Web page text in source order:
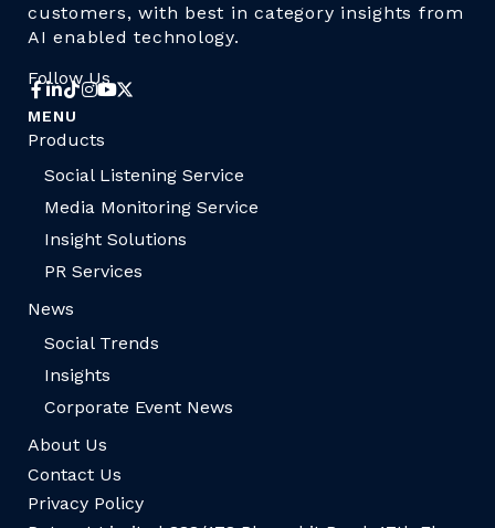
customers, with best in category insights from
AI enabled technology.
Follow Us
MENU
Products
Social Listening Service
Media Monitoring Service
Insight Solutions
PR Services
News
Social Trends
Insights
Corporate Event News
About Us
Contact Us
Privacy Policy